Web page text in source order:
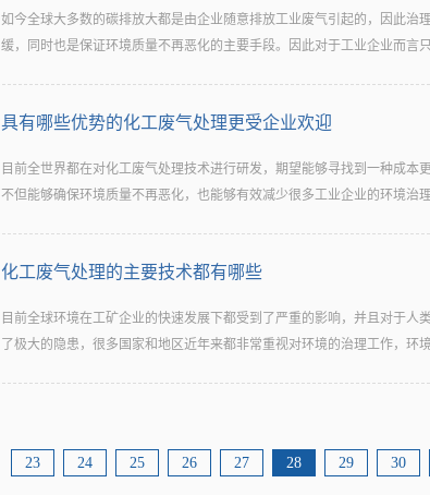
用碱液循环法，吸收磺化法苯酚消费中的含酚废气酸化吸收液回收苯酚，
消费过程中，排放的废气中含有大量有机污染物和恶臭物质可用催化熄灭
时间以保证熄灭完整。能够在净化塔内可参加填料进步吸收效果，在塔体
备...
由于处置风量大于实践风量，形成不必要的处置费用增加运转本钱，因而
气处理设备来说有着重要意义。选用高等雾化系统，洗涤液可雾化成微小
处置，特殊的成分就需要特殊的设备来处置否则很容易处置不达标。有机
废气使效果到达更佳。过低的pH值通常使液相中的有机物以离子形态存在
以被微生物降解。3、依据处置工艺来选择假如公司整体工艺能够经过肯定
要选择性价比高的型号，如遭到空间限制则应该选择体积小的设备型号来
如今全球大多数的碳排放大都是由企业随意排放工业废气引起的，因此治
缓，同时也是保证环境质量不再恶化的主要手段。因此对于工业企业而言
做好化工废气处理工作，才能确保大部分工业类企业能够正常的运营。那
废气排放都确立了严格的标准，在不定期的企业废气质量检测中一旦发现
准，将会给与责令整改禁止经营高额罚款等严厉的处罚，因此为了确保企
云压顶的模样，不但对工业企业的对外形象造成了严重的影响，同时厂区
保护员工身体健康员工是一个企业能够健康发展极为重要的财富，过去很
影响，很多年轻员工就患上了各种恶性疾病，这些员工不但自身受到了极
题。目前废气治疗工作目前在世界各地均已达成了共识，而在政府管制下
具有哪些优势的化工废气处理更受企业欢迎
目前全世界都在对化工废气处理技术进行研发，期望能够寻找到一种成本
不但能够确保环境质量不再恶化，也能够有效减少很多工业企业的环境治
。目前已经很多先进的化工废气处理技术问世并且投入到了实际的应用中
正常运行，对于很多迫于政府压力投入资金进行废气处理的企业而言，在
时都会将该处理技术的效果和质量作为重要的标准，因此目前等离子处理
多企业中的重要原因。三、后期维护简单的原则上目前所有的化工废气处
化工废气处理的主要技术都有哪些
目前全球环境在工矿企业的快速发展下都受到了严重的影响，并且对于人
了极大的隐患，很多国家和地区近年来都非常重视对环境的治理工作，环
呢？一、等离子治理技术工业废气中的成分极为复杂，其中大多都会对人
等离子治理技术是在众多化工废气处理技术中，无论是治理效果还是治理
23 24 25 26 27 28 29 30